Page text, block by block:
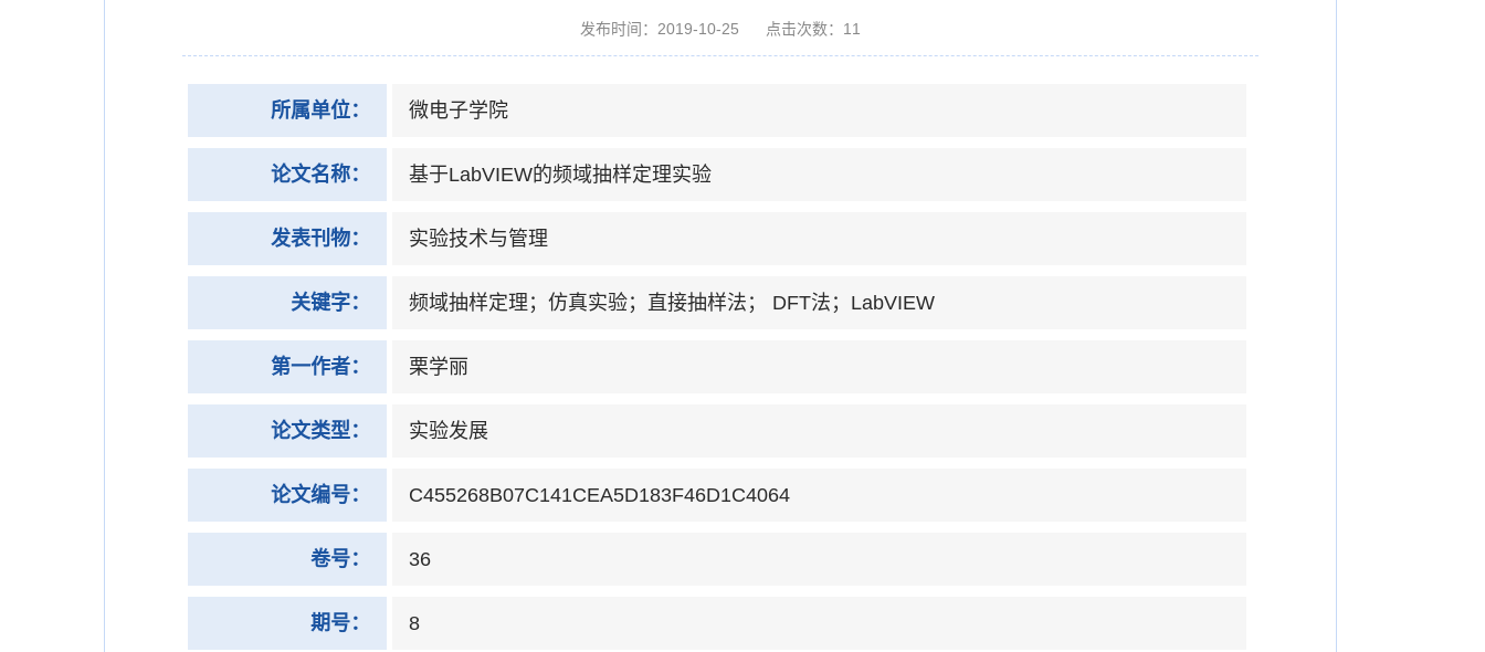
发布时间：2019-10-25 点击次数： 11
所属单位： 微电子学院
论文名称： 基于LabVIEW的频域抽样定理实验
发表刊物： 实验技术与管理
关键字： 频域抽样定理；仿真实验；直接抽样法； DFT法；LabVIEW
第一作者： 栗学丽
论文类型： 实验发展
论文编号： C455268B07C141CEA5D183F46D1C4064
卷号： 36
期号： 8